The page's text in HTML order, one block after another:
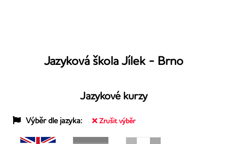
Jazyková škola Jílek - Brno
Jazykové kurzy
Výběr dle jazyka: Zrušit výběr